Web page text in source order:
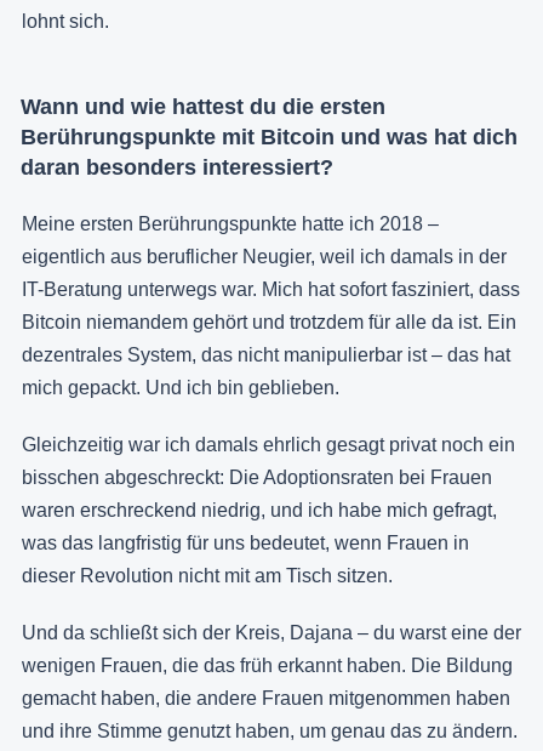
lohnt sich.
Wann und wie hattest du die ersten
Berührungspunkte mit Bitcoin und was hat dich
daran besonders interessiert?
Meine ersten Berührungspunkte hatte ich 2018 –
eigentlich aus beruflicher Neugier, weil ich damals in der
IT-Beratung unterwegs war. Mich hat sofort fasziniert, dass
Bitcoin niemandem gehört und trotzdem für alle da ist. Ein
dezentrales System, das nicht manipulierbar ist – das hat
mich gepackt. Und ich bin geblieben.
Gleichzeitig war ich damals ehrlich gesagt privat noch ein
bisschen abgeschreckt: Die Adoptionsraten bei Frauen
waren erschreckend niedrig, und ich habe mich gefragt,
was das langfristig für uns bedeutet, wenn Frauen in
dieser Revolution nicht mit am Tisch sitzen.
Und da schließt sich der Kreis, Dajana – du warst eine der
wenigen Frauen, die das früh erkannt haben. Die Bildung
gemacht haben, die andere Frauen mitgenommen haben
und ihre Stimme genutzt haben, um genau das zu ändern.